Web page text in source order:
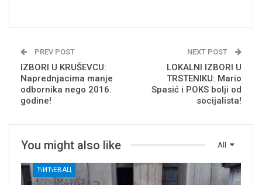
PREV POST
IZBORI U KRUŠEVCU:
Naprednjacima manje
odbornika nego 2016.
godine!
NEXT POST
LOKALNI IZBORI U
TRSTENIKU: Mario
Spasić i POKS bolji od
socijalista!
All
You might also like
ЋИЋЕВАЦ